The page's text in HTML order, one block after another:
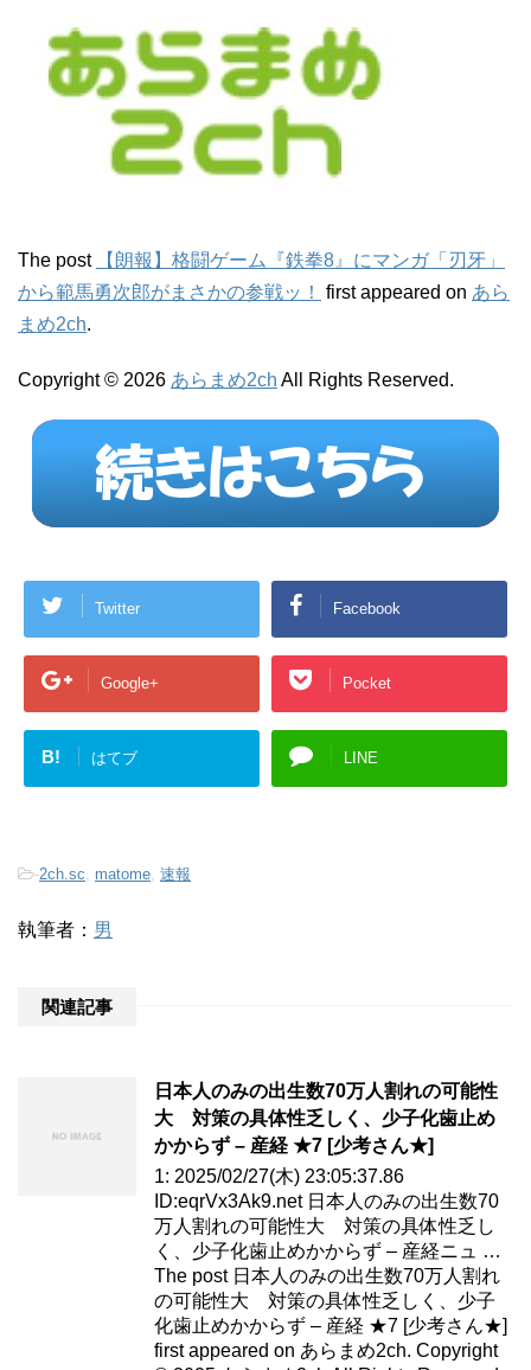
The post
【朗報】格闘ゲーム『鉄拳8』にマンガ「刃牙」
から範馬勇次郎がまさかの参戦ッ！
first appeared on あら
まめ2ch.
Copyright © 2026 あらまめ2ch All Rights Reserved.
Twitter Facebook
Google+ Pocket
B! はてブ LINE
-2ch.sc matome 速報
執筆者： 男
関連記事
日本人のみの出生数70万人割れの可能性
大 対策の具体性乏しく、少子化歯止め
かからず – 産経 ★7 [少考さん★]
1: 2025/02/27(木) 23:05:37.86
ID:eqrVx3Ak9.net 日本人のみの出生数70
万人割れの可能性大 対策の具体性乏し
く、少子化歯止めかからず – 産経ニュ …
The post 日本人のみの出生数70万人割れ
の可能性大 対策の具体性乏しく、少子
化歯止めかからず – 産経 ★7 [少考さん★]
first appeared on あらまめ2ch. Copyright